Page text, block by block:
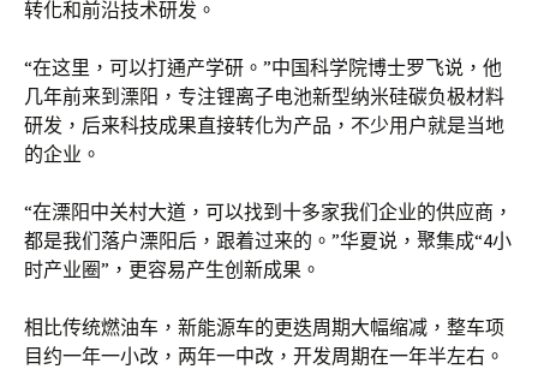
转化和前沿技术研发。
“在这里，可以打通产学研。”中国科学院博士罗飞说，他
几年前来到溧阳，专注锂离子电池新型纳米硅碳负极材料
研发，后来科技成果直接转化为产品，不少用户就是当地
的企业。
“在溧阳中关村大道，可以找到十多家我们企业的供应商，
都是我们落户溧阳后，跟着过来的。”华夏说，聚集成“4小
时产业圈”，更容易产生创新成果。
相比传统燃油车，新能源车的更迭周期大幅缩减，整车项
目约一年一小改，两年一中改，开发周期在一年半左右。